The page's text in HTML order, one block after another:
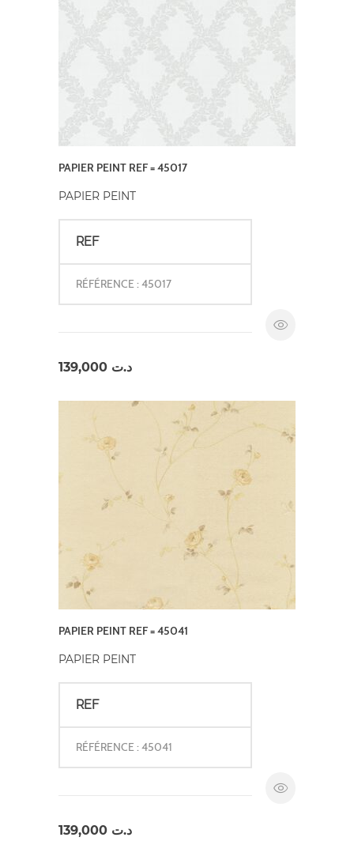
PAPIER PEINT REF = 45017
PAPIER PEINT
REF
RÉFÉRENCE : 45017
د.ت
PAPIER PEINT REF = 45041
PAPIER PEINT
REF
RÉFÉRENCE : 45041
د.ت